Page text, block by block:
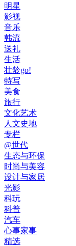
明星
影视
音乐
韩流
送礼
生活
壮龄go!
特写
美食
旅行
文化艺术
人文史地
专栏
@世代
生态与环保
时尚与美容
设计与家居
光影
科玩
科普
汽车
心事家事
精选